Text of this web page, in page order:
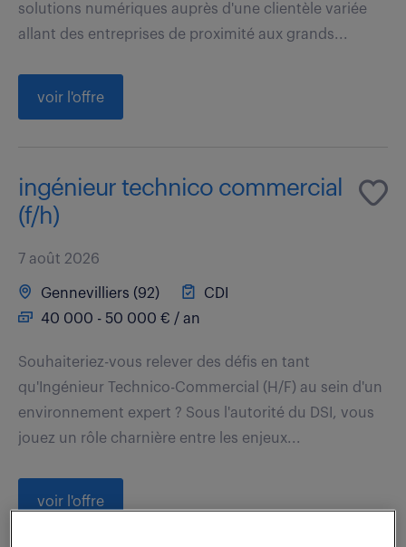
solutions numériques auprès d'une clientèle variée
allant des entreprises de proximité aux grands...
voir l'offre
ingénieur technico commercial
(f/h)
7 août 2026
Gennevilliers (92)
CDI
40 000 - 50 000 € / an
Souhaiteriez-vous relever des défis en tant
qu'Ingénieur Technico-Commercial (H/F) au sein d'un
environnement expert ? Sous l'autorité du DSI, vous
jouez un rôle charnière entre les enjeux...
voir l'offre